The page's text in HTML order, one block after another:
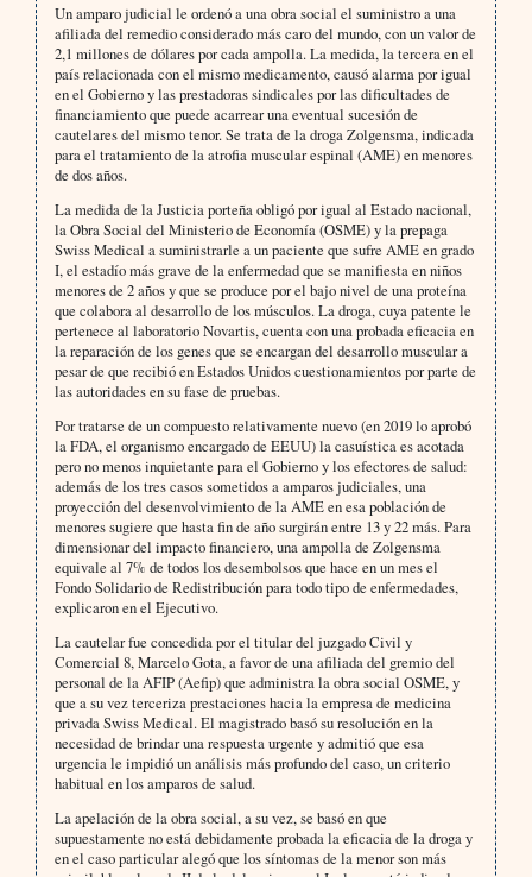
Un amparo judicial le ordenó a una obra social el suministro a una
afiliada del remedio considerado más caro del mundo, con un valor de
2,1 millones de dólares por cada ampolla. La medida, la tercera en el
país relacionada con el mismo medicamento, causó alarma por igual
en el Gobierno y las prestadoras sindicales por las dificultades de
financiamiento que puede acarrear una eventual sucesión de
cautelares del mismo tenor. Se trata de la droga Zolgensma, indicada
para el tratamiento de la atrofia muscular espinal (AME) en menores
de dos años.
La medida de la Justicia porteña obligó por igual al Estado nacional,
la Obra Social del Ministerio de Economía (OSME) y la prepaga
Swiss Medical a suministrarle a un paciente que sufre AME en grado
I, el estadío más grave de la enfermedad que se manifiesta en niños
menores de 2 años y que se produce por el bajo nivel de una proteína
que colabora al desarrollo de los músculos. La droga, cuya patente le
pertenece al laboratorio Novartis, cuenta con una probada eficacia en
la reparación de los genes que se encargan del desarrollo muscular a
pesar de que recibió en Estados Unidos cuestionamientos por parte de
las autoridades en su fase de pruebas.
Por tratarse de un compuesto relativamente nuevo (en 2019 lo aprobó
la FDA, el organismo encargado de EEUU) la casuística es acotada
pero no menos inquietante para el Gobierno y los efectores de salud:
además de los tres casos sometidos a amparos judiciales, una
proyección del desenvolvimiento de la AME en esa población de
menores sugiere que hasta fin de año surgirán entre 13 y 22 más. Para
dimensionar del impacto financiero, una ampolla de Zolgensma
equivale al 7% de todos los desembolsos que hace en un mes el
Fondo Solidario de Redistribución para todo tipo de enfermedades,
explicaron en el Ejecutivo.
La cautelar fue concedida por el titular del juzgado Civil y
Comercial 8, Marcelo Gota, a favor de una afiliada del gremio del
personal de la AFIP (Aefip) que administra la obra social OSME, y
que a su vez terceriza prestaciones hacia la empresa de medicina
privada Swiss Medical. El magistrado basó su resolución en la
necesidad de brindar una respuesta urgente y admitió que esa
urgencia le impidió un análisis más profundo del caso, un criterio
habitual en los amparos de salud.
La apelación de la obra social, a su vez, se basó en que
supuestamente no está debidamente probada la eficacia de la droga y
en el caso particular alegó que los síntomas de la menor son más